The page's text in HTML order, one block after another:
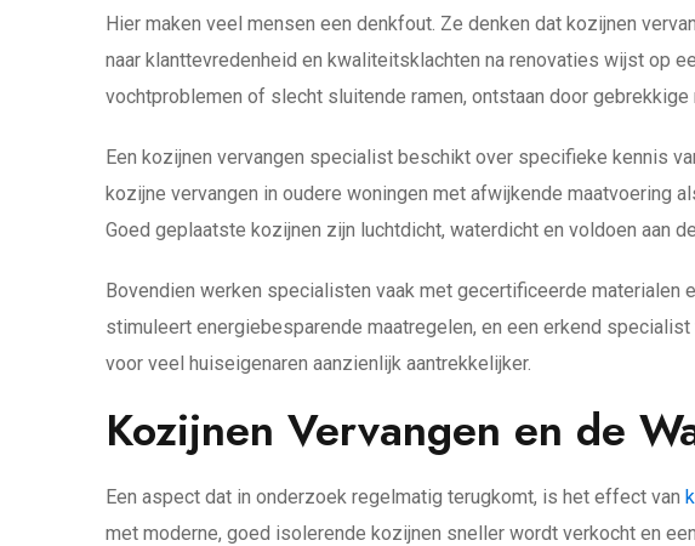
Hier maken veel mensen een denkfout. Ze denken dat kozijnen
naar klanttevredenheid en kwaliteitsklachten na renovaties wijst op
vochtproblemen of slecht sluitende ramen, ontstaan door
Een kozijnen vervangen specialist beschikt over specifieke kennis
kozijne vervangen in oudere woningen met afwijkende maatvoering
Goed geplaatste kozijnen zijn luchtdicht, waterdicht en voldoen aan
Bovendien werken specialisten vaak met gecertificeerde
stimuleert energiebesparende maatregelen, en een erkend
voor veel huiseigenaren aanzienlijk aantrekkelijker.
Kozijnen Vervangen en de
Een aspect dat in onderzoek regelmatig terugkomt, is het effect van
met moderne, goed isolerende kozijnen sneller wordt verkocht en